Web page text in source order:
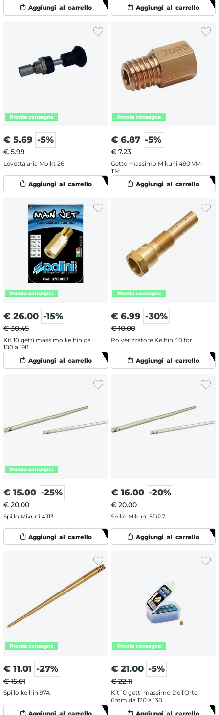
€ 5.69 -5%
€ 5.99
Levetta aria Molkt 26
€ 6.87 -5%
€ 7.23
Getto massimo Mikuni 490 VM -
TM
€ 26.00 -15%
€ 30.45
Kit 10 getti massimo keihin da
180 a 198
€ 6.99 -30%
€ 10.00
Polverizzatore Keihin 40 fori
€ 15.00 -25%
€ 20.00
Spillo Mikuni 4J13
€ 16.00 -20%
€ 20.00
Spillo Mikuni 5DP7
€ 11.01 -27%
€ 15.01
Spillo keihin 97A
€ 21.00 -5%
€ 22.11
Kit 10 getti massimo Dell'Orto
6mm da 120 a 138